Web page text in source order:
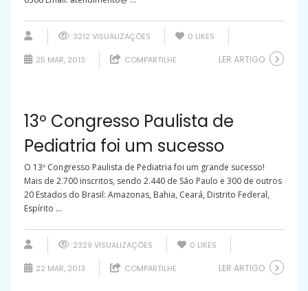
3212 VISUALIZAÇÕES 0 LIKES
25 MAR, 2013 COMPARTILHE LER ARTIGO
13º Congresso Paulista de
Pediatria foi um sucesso
O 13º Congresso Paulista de Pediatria foi um grande sucesso!
Mais de 2.700 inscritos, sendo 2.440 de São Paulo e 300 de outros
20 Estados do Brasil: Amazonas, Bahia, Ceará, Distrito Federal,
Espírito ...
2329 VISUALIZAÇÕES 0 LIKES
22 MAR, 2013 COMPARTILHE LER ARTIGO